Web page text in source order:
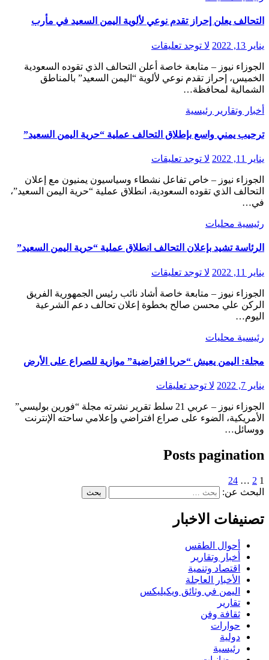
التحالف يعلن إحراز تقدم نوعي لألوية اليمن السعيد في مأرب
يناير 13, 2022 لا توجد تعليقات
الخميس، إحراز تقدم نوعي لألوية “اليمن السعيد” بالمناطق
الشمالية لمحافظة…
أخبار وتقارير رئيسية
ترحيب يمني واسع بإطلاق التحالف عملية “حرية اليمن السعيد”
يناير 11, 2022 لا توجد تعليقات
التحالف الذي تقوده السعودية، انطلاق عملية “حرية اليمن السعيد”،
في…
رئيسية محليات
الرئاسة تشيد بإعلان التحالف انطلاق عملية “حرية اليمن السعيد”
يناير 11, 2022 لا توجد تعليقات
الركن علي محسن صالح بخطوة إعلان تحالف دعم الشرعية
اليوم…
رئيسية محليات
مجلة: اليمن يعيش “حربا افتراضية” موازية للصراع على الأرض
يناير 7, 2022 لا توجد تعليقات
الأمريكية، الضوء على صراع افتراضي وإعلامي ساحته الإنترنت
ووسائل…
Posts pagination
1
2
…
24
البحث عن:
تصنيفات الاخبار
أحوال الطقس
أخبار وتقارير
اقتصاد وتنمية
الأخبار العاجلة
اليمن في وثائق ويكيليكس
تقارير
ثقافة وفن
حوارات
دولية
رئيسية